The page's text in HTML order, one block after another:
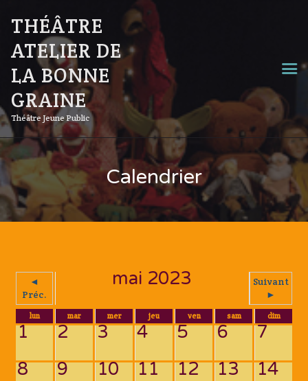
THÉÂTRE
ATELIER DE
LA BONNE
GRAINE
Théâtre Jeune Public
Calendrier
◄
Préc.
mai 2023
Suivant
►
lun mar mer jeu ven sam dim
1 2 3 4 5 6
7
8
9 10 11 12 13
14